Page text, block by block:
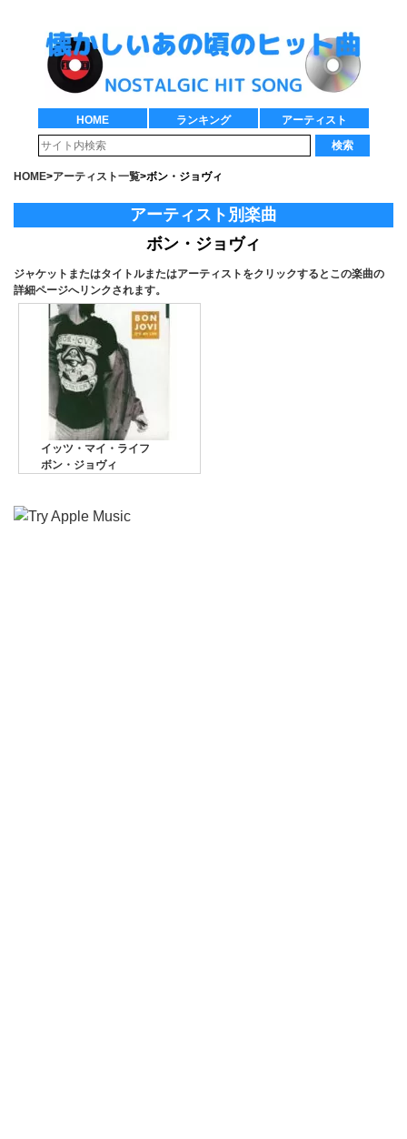
HOME ランキング
アーティスト
検索
HOME>アーティスト一覧>ボン・ジョヴィ
アーティスト別楽曲
ボン・ジョヴィ
ジャケットまたはタイトルまたはアーティストをクリックするとこの楽曲の
詳細ページへリンクされます。
イッツ・マイ・ライフ
ボン・ジョヴィ